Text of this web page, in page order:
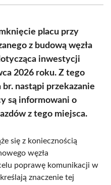
placu przy
z budową węzła
inwestycji
2026 roku. Z tego
nastąpi przekazanie
są informowani o
z tego miejsca.
się z koniecznością
węzła
poprawę komunikacji w
znaczenie tej